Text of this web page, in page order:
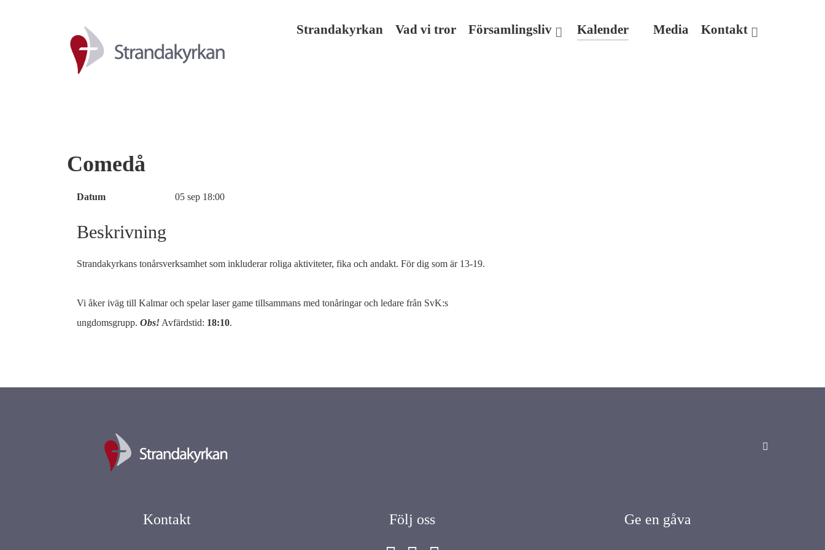
Strandakyrkan Vad vi tror Församlingsliv Kalender Media Kontakt
Comedå
Datum 05 sep 18:00
Beskrivning
Strandakyrkans tonårsverksamhet som inkluderar roliga aktiviteter, fika och andakt. För dig som är 13-19.
Vi åker iväg till Kalmar och spelar laser game tillsammans med tonåringar och ledare från SvK:s
ungdomsgrupp. Obs! Avfärdstid: 18:10.
Kontakt Följ oss Ge en gåva